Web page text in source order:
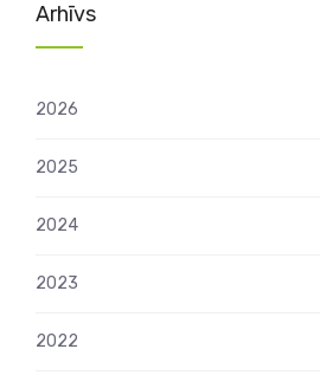
Arhīvs
2026
2025
2024
2023
2022